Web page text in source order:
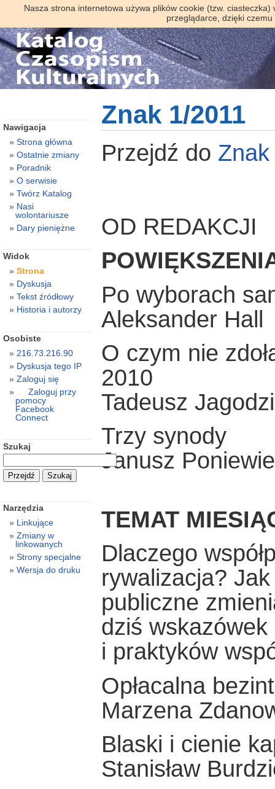
Nasza strona internetowa używa plików cookie (tzw.
przeglądarce, dzięki
Znak 1/2011
Przejdź do Znak
OD REDAKCJI
Po wyborach
Aleksander Hall
O czym nie
2010
Tadeusz
Trzy synody
Janusz
TEMAT
Dlaczego
rywalizacja?
publiczne
dziś
i praktyków
Opłacalna
Marzena
Blaski i cienie
Stanisław
Nawigacja
Strona główna
Ostatnie zmiany
Poradnik
O serwisie
Twórz Katalog
Nasi
wolontariusze
Dary pieniężne
Widok
Strona
Dyskusja
Tekst źródłowy
Historia i autorzy
Osobiste
216.73.216.90
Dyskusja tego IP
Zaloguj się
Zaloguj przy
pomocy
Facebook
Connect
Szukaj
Narzędzia
Linkujące
Zmiany w
linkowanych
Strony specjalne
Wersja do druku